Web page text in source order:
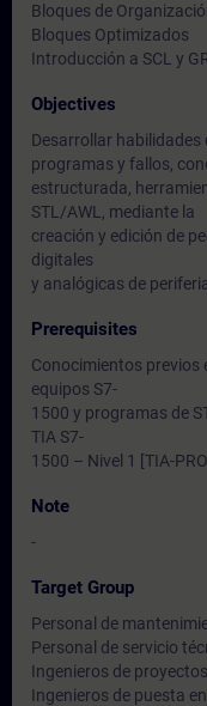
Bloques de
Bloques Optimizados
Introducción a SCL y
Objectives
Desarrollar
programas y fallos,
estructurada,
STL/AWL, mediante la
creación y edición de
digitales
y analógicas de
Prerequisites
Conocimientos previos
equipos S7-
1500 y programas de
TIA S7-
1500 – Nivel 1 [TIA-
Note
-
Target Group
Personal de
Personal de servicio
Ingenieros de proyectos
Ingenieros de puesta